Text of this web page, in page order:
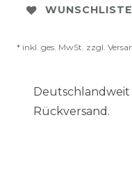
WUNSCHLISTE
* inkl. ges. MwSt. zzgl.
Rückversand.